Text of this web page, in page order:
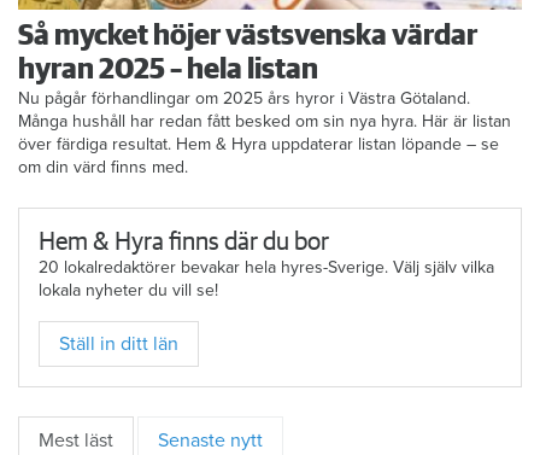
Så mycket höjer västsvenska värdar
hyran 2025 – hela listan
Nu pågår förhandlingar om 2025 års hyror i Västra Götaland.
Många hushåll har redan fått besked om sin nya hyra. Här är listan
över färdiga resultat. Hem & Hyra uppdaterar listan löpande – se
om din värd finns med.
Hem & Hyra finns där du bor
20 lokalredaktörer bevakar hela hyres-Sverige. Välj själv vilka
lokala nyheter du vill se!
Ställ in ditt län
Mest läst Senaste nytt